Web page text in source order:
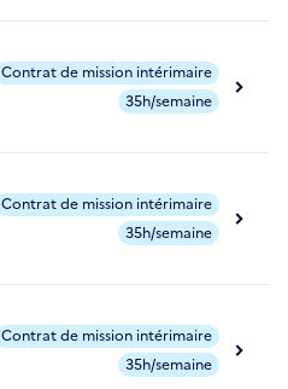
Contrat de mission intérimaire
35h/semaine
Contrat de mission intérimaire
35h/semaine
Contrat de mission intérimaire
35h/semaine